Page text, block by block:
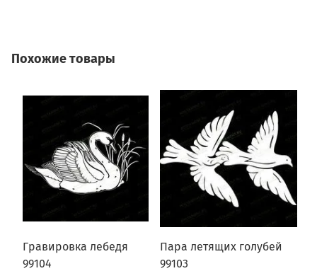
Похожие товары
Гравировка лебедя
99104
Пара летящих голубей
99103